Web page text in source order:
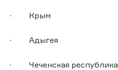
· Крым
· Адыгея
· Чеченская республика